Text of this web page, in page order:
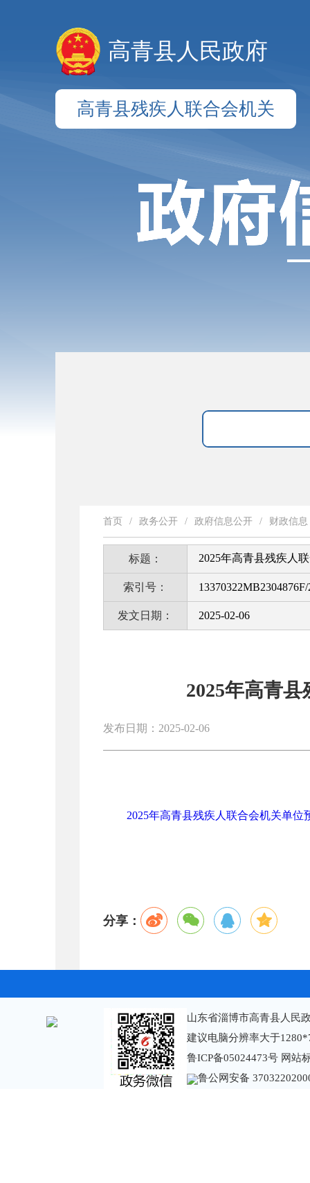
高青县人民政府
高青县残疾人联合会机关
首页 / 政务公开 / 政府信息公开 / 财政信息
标题： 2025年高青县残疾人
索引号：
发文日期： 2025-02-06
2025年高青
发布日期：2025-02-06
2025年高青县残疾人联合会机关单位
分享：
山东省淄博市高青县人民
建议电脑分辨率大于
鲁ICP备05024473号 网站
鲁公网安备